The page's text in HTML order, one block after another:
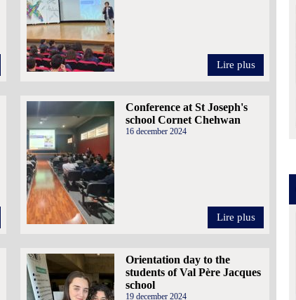
Lire plus
Conference at St Joseph's
school Cornet Chehwan
16 december 2024
Lire plus
Orientation day to the
students of Val Père Jacques
school
19 december 2024